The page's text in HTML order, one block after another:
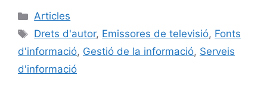
c
e
b
o
ai
l
s
k
e
dI
p
ar
Categories
Articles
Etiquetes
Drets d'autor, Emissores de televisió, Fonts
d'informació, Gestió de la informació, Serveis
d'informació